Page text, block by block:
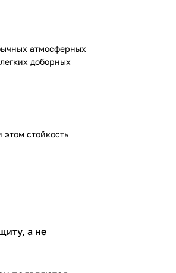
атмосферных
доборных
стойкость
а не